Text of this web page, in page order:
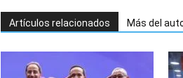
Artículos relacionados Más del